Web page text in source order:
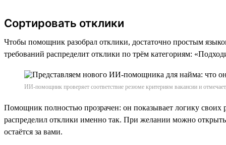
Сортировать отклики
Чтобы помощник разобрал отклики, достаточно простым
требований распределит отклики по трём категориям:
ИИ-помощник проверяет соответствие резюме критериям вакансии и
Помощник полностью прозрачен: он показывает логику своих
распределил отклики именно так. При желании можно
остаётся за вами.